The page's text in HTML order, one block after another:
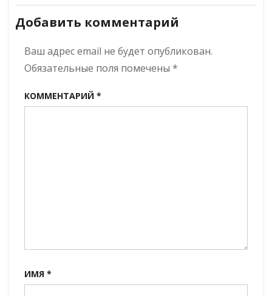
дворца
Триада
из уральской
руды
по
записям
Добавить комментарий
Ваш адрес email не будет опубликован.
Обязательные поля помечены *
КОММЕНТАРИЙ *
ИМЯ *